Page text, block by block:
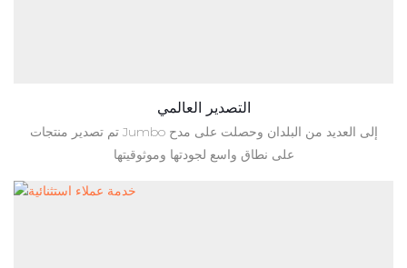
التصدير العالمي
تم تصدير منتجات Jumbo إلى العديد من البلدان وحصلت على مدح
على نطاق واسع لجودتها وموثوقيتها